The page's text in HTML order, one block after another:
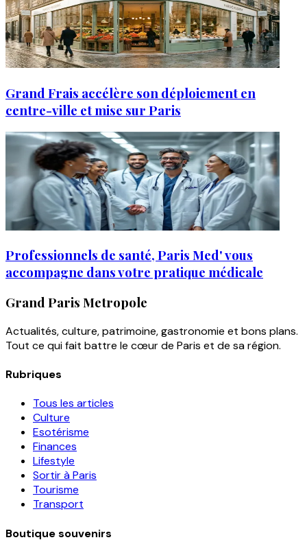
Grand Frais accélère son déploiement en
centre-ville et mise sur Paris
Professionnels de santé, Paris Med' vous
accompagne dans votre pratique médicale
Grand Paris Metropole
Actualités, culture, patrimoine, gastronomie et bons plans.
Tout ce qui fait battre le cœur de Paris et de sa région.
Rubriques
Tous les articles
Culture
Esotérisme
Finances
Lifestyle
Sortir à Paris
Tourisme
Transport
Boutique souvenirs